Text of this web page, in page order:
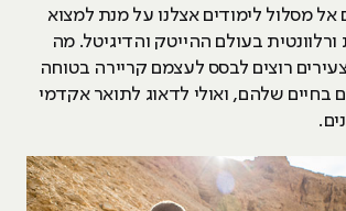
אל מסלול לימודים אצלנו על מנת למצוא
בעולם ההייטק והדיגיטל. מה
רוצים לבסס לעצמם קריירה בטוחה
שלהם, ואולי לדאוג לתואר אקדמי